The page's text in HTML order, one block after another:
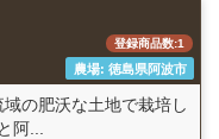
登録商品数:1
農場: 徳島県阿波市
の肥沃な土地で栽培し
阿...